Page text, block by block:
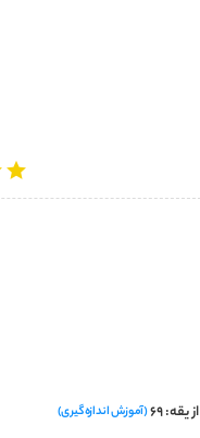
(آموزش اندازه‌گیری)